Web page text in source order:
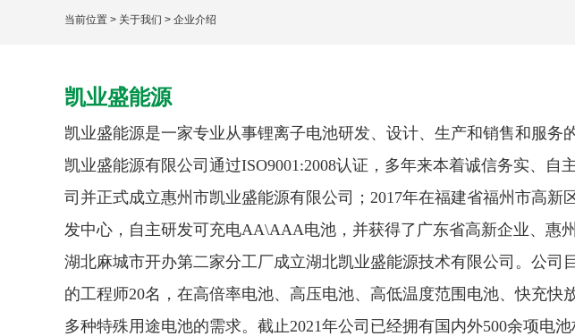
当前位置 > 关于我们 > 企业介绍
凯业盛能源
凯业盛能源是⼀家专业从事锂离⼦电池研发、设计、⽣产和销售和服
凯业盛能源有限公司 通过ISO9001:2008认证，多年来本着诚信务实、
司并正式成⽴惠州市凯业盛能源有限公司；2017年在福建省福州市⾼新
发中⼼，⾃主研发可充电AA\AAA电池，并获得了⼴东省⾼新企业、惠
湖北⿇城市开办第⼆家分⼯⼚成⽴湖北凯业盛能源技术有限公司。公司
的⼯程师20名，在⾼倍率电池、⾼压电池、⾼低温度范围电池、快充快
多种特殊⽤途电池的需求。截⽌2021年公司已经拥有国内外500余项电